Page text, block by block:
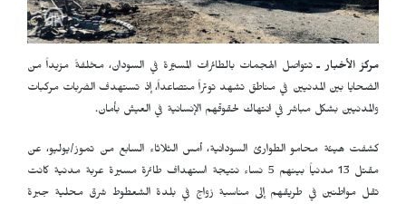
مركز الأخبار ـتتواصل الهجمات بالطائرات المسيّرة في السودان، مخلفةً مزيداً من
الضحايا بين المدنيين في مناطق تشهد توتراً متصاعداً، إذ تستهدف الضربات مركبات
والمدنيين بشكل مباشر في انتهاك لحقوقهم الإنسانية في العيش بأمان.
كشفت هيئة محامو الطوارئ السودانية، أمس الثلاثاء السابع من تموز/يوليو، عن
مقتل 13 مدنياً بينهم 5 نساء نتيجة استهداف طائرة مسيرة عربة مدنية كانت
تقل مواطنين في طريقهم إلى مناسبة زواج في بلدة الشعطوط شرق محلية جبرة